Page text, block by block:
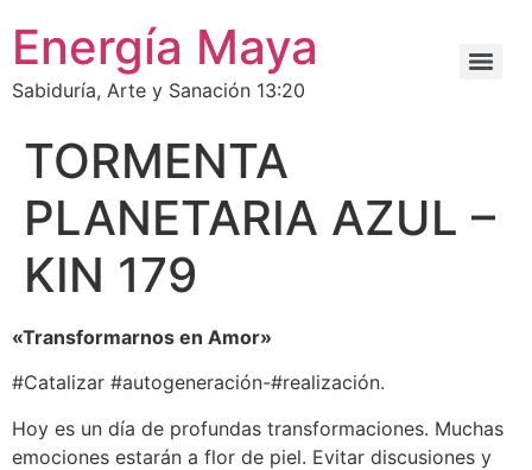
Energía Maya
Sabiduría, Arte y Sanación 13:20
TORMENTA
PLANETARIA AZUL –
KIN 179
«Transformarnos en Amor»
#Catalizar #autogeneración-#realización.
Hoy es un día de profundas transformaciones. Muchas
emociones estarán a flor de piel. Evitar discusiones y